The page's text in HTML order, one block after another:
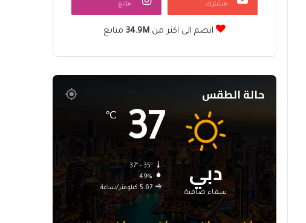
مشترك متابع
انضم الى اكثر من34.9M متابع
حالة الطقس
دبي
سماء صافية
37
℃
37º - 35º
49%
5.67 كيلومتر/ساعة